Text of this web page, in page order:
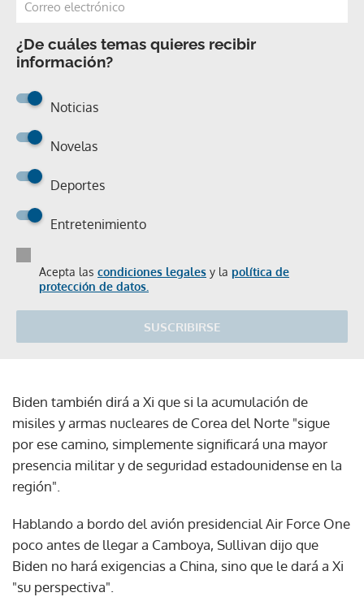
¿De cuáles temas quieres recibir
información?
Noticias
Novelas
Deportes
Entretenimiento
Acepta las condiciones legales y la política de
protección de datos.
SUSCRIBIRSE
Biden también dirá a Xi que si la acumulación de
misiles y armas nucleares de Corea del Norte "sigue
por ese camino, simplemente significará una mayor
presencia militar y de seguridad estadounidense en la
región".
Hablando a bordo del avión presidencial Air Force One
poco antes de llegar a Camboya, Sullivan dijo que
Biden no hará exigencias a China, sino que le dará a Xi
"su perspectiva".